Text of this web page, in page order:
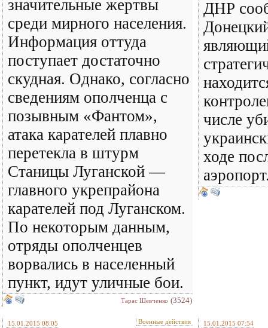
значительные жертвы
среди мирного населения.
Информация оттуда
поступает достаточно
скудная. Однако, согласно
сведениям ополченца с
позывным «Фантом»,
атака карателей плавно
перетекла в штурм
Станицы Луганской —
главного укрепрайона
карателей под Луганском.
По некоторым данным,
отряды ополченцев
ворвались в населенный
пункт, идут уличные бои.
Тарас Шевченко (3524)
ДНР
числе
ходе
15.01.2015 08:05 Военные действия 15.01.2015 07:54